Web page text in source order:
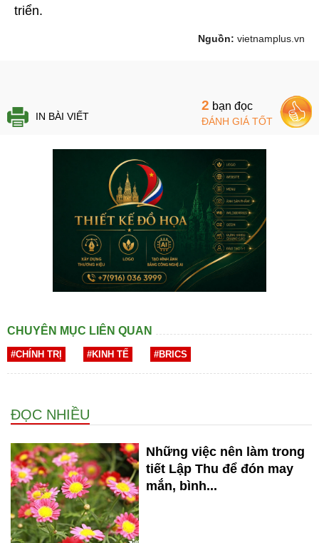
triển.
Nguồn: vietnamplus.vn
IN BÀI VIẾT
2 bạn đọc
ĐÁNH GIÁ TỐT
CHUYÊN MỤC LIÊN QUAN
#CHÍNH TRỊ #KINH TẾ #BRICS
ĐỌC NHIỀU
Những việc nên làm trong
tiết Lập Thu để đón may
mắn, bình...